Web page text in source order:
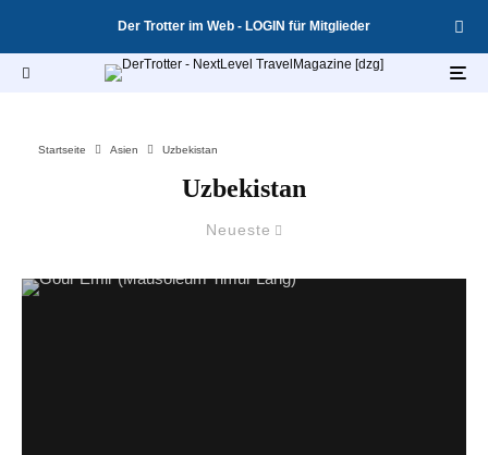
Der Trotter im Web - LOGIN für Mitglieder
Startseite Asien Uzbekistan
Uzbekistan
Neueste